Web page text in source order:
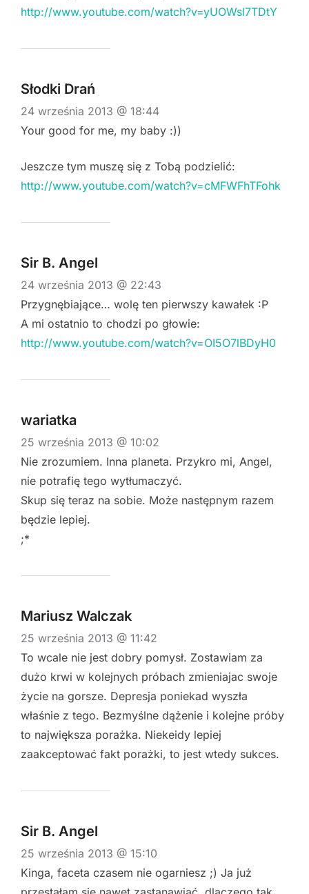
http://www.youtube.com/watch?v=yUOWsl7TDtY
Słodki Drań
24 września 2013 @ 18:44
Your good for me, my baby :))
Jeszcze tym muszę się z Tobą podzielić:
http://www.youtube.com/watch?v=cMFWFhTFohk
Sir B. Angel
24 września 2013 @ 22:43
Przygnębiające… wolę ten pierwszy kawałek :P
A mi ostatnio to chodzi po głowie:
http://www.youtube.com/watch?v=OI5O7lBDyH0
wariatka
25 września 2013 @ 10:02
Nie zrozumiem. Inna planeta. Przykro mi, Angel,
nie potrafię tego wytłumaczyć.
Skup się teraz na sobie. Może następnym razem
będzie lepiej.
;*
Mariusz Walczak
25 września 2013 @ 11:42
To wcale nie jest dobry pomysł. Zostawiam za
dużo krwi w kolejnych próbach zmieniajac swoje
życie na gorsze. Depresja poniekad wyszła
właśnie z tego. Bezmyślne dążenie i kolejne próby
to największa porażka. Niekeidy lepiej
zaakceptować fakt porażki, to jest wtedy sukces.
Sir B. Angel
25 września 2013 @ 15:10
Kinga, faceta czasem nie ogarniesz ;) Ja już